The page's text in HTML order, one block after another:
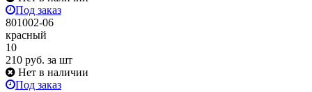
Под заказ
801002-06
красный
10
210 руб. за шт
Нет в наличии
Под заказ